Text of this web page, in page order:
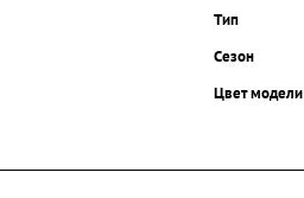
Тип
Сезон
Цвет модели